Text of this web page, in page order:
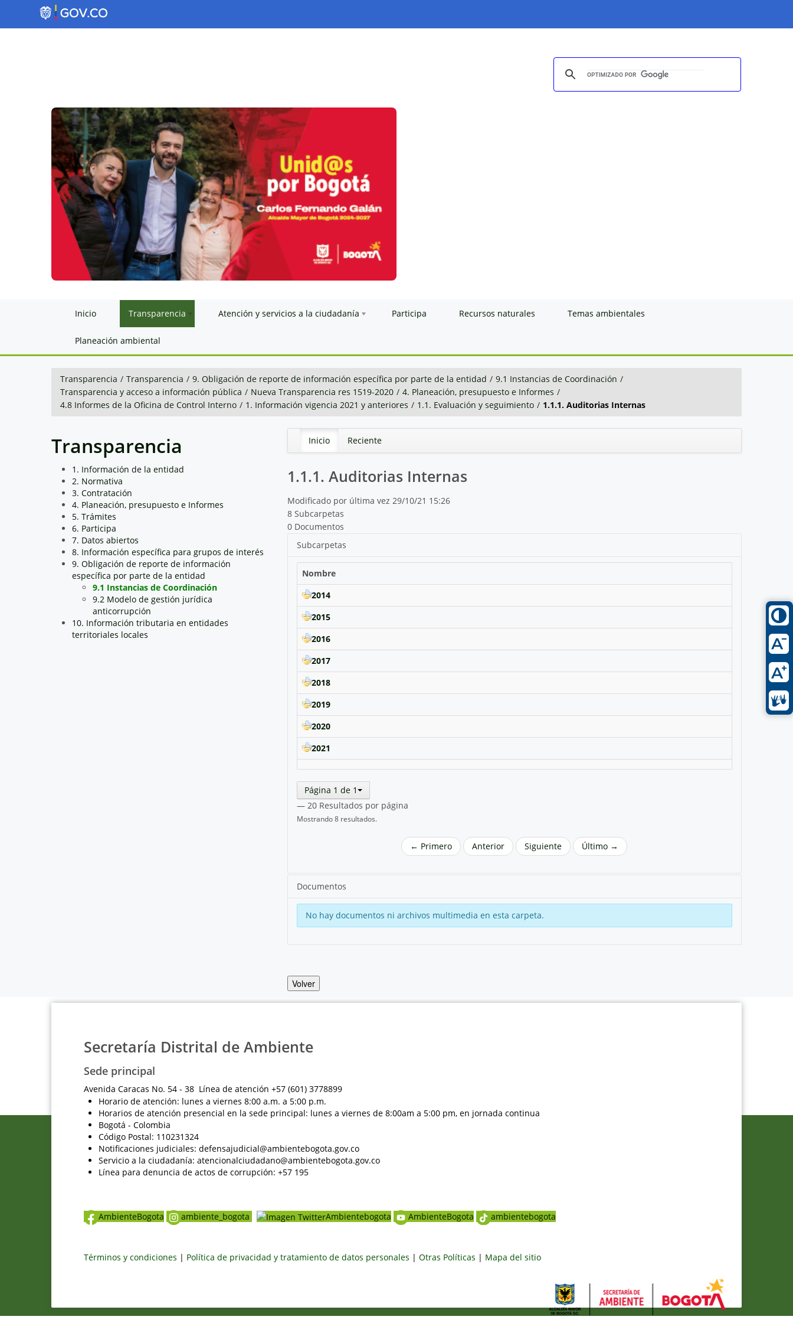
Inicio Transparencia Atención y servicios a la ciudadanía Participa Recursos naturales Temas ambientales
Planeación ambiental
Transparencia / Transparencia / 9. Obligación de reporte de información específica por parte de la entidad / 9.1 Instancias de Coordinación /
Transparencia y acceso a información pública / Nueva Transparencia res 1519-2020 / 4. Planeación, presupuesto e Informes /
4.8 Informes de la Oficina de Control Interno / 1. Información vigencia 2021 y anteriores / 1.1. Evaluación y seguimiento / 1.1.1. Auditorias Internas
Transparencia
1. Información de la entidad
2. Normativa
3. Contratación
4. Planeación, presupuesto e Informes
5. Trámites
6. Participa
7. Datos abiertos
8. Información específica para grupos de interés
9. Obligación de reporte de información
específica por parte de la entidad
9.1 Instancias de Coordinación
9.2 Modelo de gestión jurídica
anticorrupción
10. Información tributaria en entidades
territoriales locales
Inicio Reciente
1.1.1. Auditorias Internas
Modificado por última vez 29/10/21 15:26
8 Subcarpetas
0 Documentos
Subcarpetas
Nombre
2014
2015
2016
2017
2018
2019
2020
2021
Página 1 de 1
— 20 Resultados por página
Mostrando 8 resultados.
← Primero Anterior Siguiente Último →
Documentos
No hay documentos ni archivos multimedia en esta carpeta.
Volver
Secretaría Distrital de Ambiente
Sede principal
Avenida Caracas No. 54 - 38 Línea de atención +57 (601) 3778899
Horario de atención: lunes a viernes 8:00 a.m. a 5:00 p.m.
Horarios de atención presencial en la sede principal: lunes a viernes de 8:00am a 5:00 pm, en jornada continua
Bogotá - Colombia
Código Postal: 110231324
Notificaciones judiciales: defensajudicial@ambientebogota.gov.co
Servicio a la ciudadanía: atencionalciudadano@ambientebogota.gov.co
Línea para denuncia de actos de corrupción: +57 195
AmbienteBogota ambiente_bogota Ambientebogota AmbienteBogota ambientebogota
Términos y condiciones | Política de privacidad y tratamiento de datos personales | Otras Políticas | Mapa del sitio